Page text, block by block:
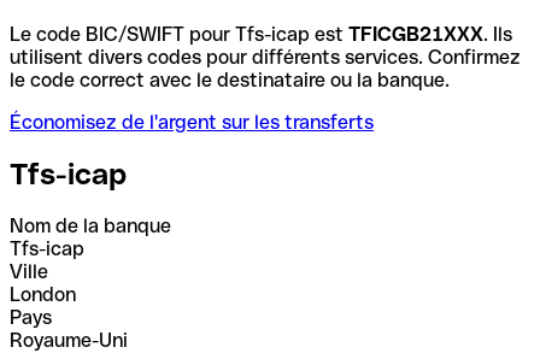
Le code BIC/SWIFT pour Tfs-icap est TFICGB21XXX. Ils
utilisent divers codes pour différents services. Confirmez
le code correct avec le destinataire ou la banque.
Économisez de l'argent sur les transferts
Tfs-icap
Nom de la banque
Tfs-icap
Ville
London
Pays
Royaume-Uni